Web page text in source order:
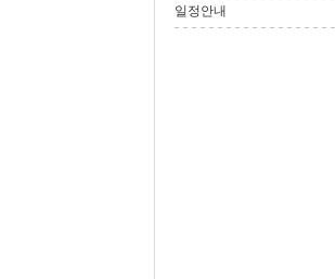
일정안내